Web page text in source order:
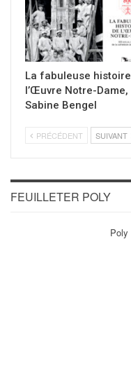
La fabuleuse
l’Œuvre Notre-Dame,
Sabine Bengel
PRÉCÉDENT SUIVANT
FEUILLETER POLY
Poly